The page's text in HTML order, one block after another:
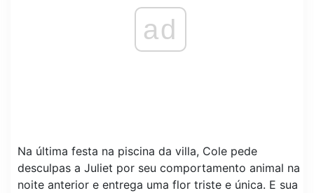
ad
Na última festa na piscina da villa, Cole pede
desculpas a Juliet por seu comportamento animal na
noite anterior e entrega uma flor triste e única. E sua